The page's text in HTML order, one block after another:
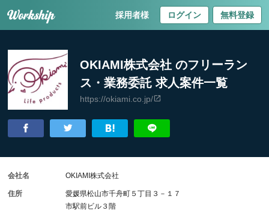
採用者様 ログイン 無料登録
OKIAMI株式会社 のフリーラン
ス・業務委託 求人案件一覧
https://okiami.co.jp/
会社名 OKIAMI株式会社
住所
愛媛県松山市千舟町５丁目３－１７
市駅前ビル３階